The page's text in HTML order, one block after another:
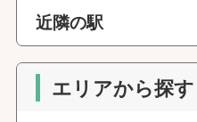
近隣の駅
エリアから探す